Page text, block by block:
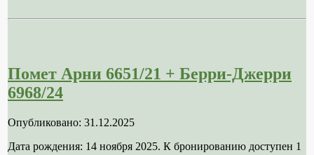
Помет Арни 6651/21 + Берри-Джерри
6968/24
Опубликовано: 31.12.2025
Дата рождения: 14 ноября 2025. К бронированию доступен 1